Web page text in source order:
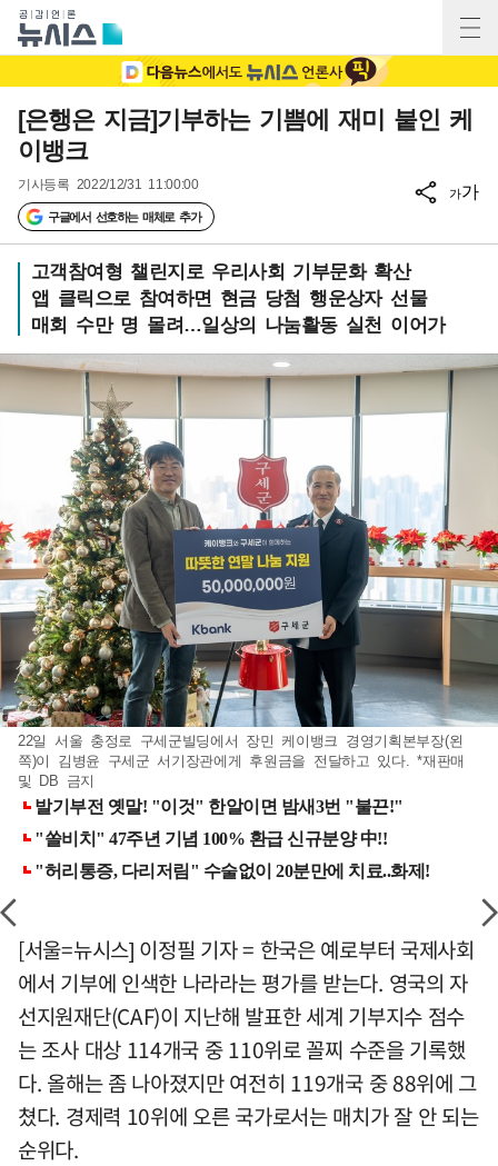
[은행은 지금]기부하는 기쁨에 재미 붙인 케
이뱅크
기사등록 2022/12/31 11:00:00
구글에서 선호하는 매체로 추가
가가
고객참여형 챌린지로 우리사회 기부문화 확산
앱 클릭으로 참여하면 현금 당첨 행운상자 선물
매회 수만 명 몰려…일상의 나눔활동 실천 이어가
22일 서울 충정로 구세군빌딩에서 장민 케이뱅크 경영기획본부장(왼
쪽)이 김병윤 구세군 서기장관에게 후원금을 전달하고 있다. *재판매
및 DB 금지
[서울=뉴시스] 이정필 기자 = 한국은 예로부터 국제사회
에서 기부에 인색한 나라라는 평가를 받는다. 영국의 자
선지원재단(CAF)이 지난해 발표한 세계 기부지수 점수
는 조사 대상 114개국 중 110위로 꼴찌 수준을 기록했
다. 올해는 좀 나아졌지만 여전히 119개국 중 88위에 그
쳤다. 경제력 10위에 오른 국가로서는 매치가 잘 안 되는
순위다.